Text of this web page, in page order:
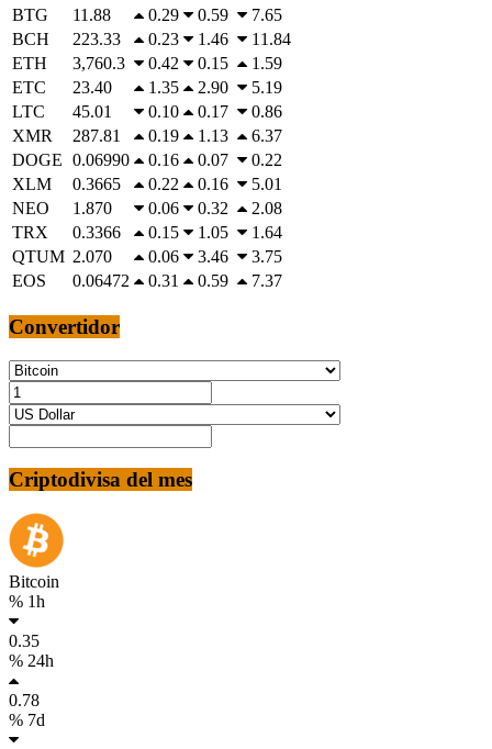
BTG
11.88 0.29 0.59
7.65
BCH
223.33 0.23 1.46
11.84
ETH
3,760.3 0.42 0.15
1.59
ETC
23.40 1.35 2.90
5.19
LTC
45.01 0.10 0.17
0.86
XMR
287.81 0.19 1.13
6.37
DOGE 0.06990 0.16 0.07
0.22
XLM
0.3665 0.22 0.16
5.01
NEO
1.870 0.06 0.32
2.08
TRX
0.3366 0.15 1.05
1.64
QTUM 2.070 0.06 3.46
3.75
EOS
0.06472 0.31 0.59 7.37
Convertidor
Criptodivisa del mes
Bitcoin
% 1h
0.35
% 24h
0.78
% 7d